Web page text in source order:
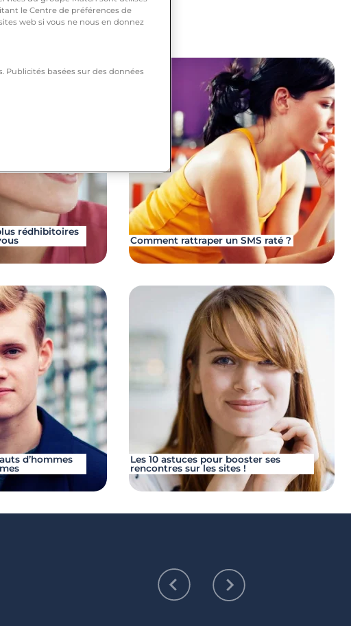
rédhibitoires
Comment rattraper un SMS raté ?
d’hommes
Les 10 astuces pour booster ses
rencontres sur les sites !
le Centre de préférences de
web si vous ne nous en donnez
Publicités basées sur des données